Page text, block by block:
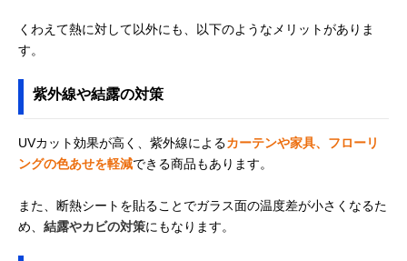
くわえて熱に対して以外にも、以下のようなメリットがありま
す。
紫外線や結露の対策
UVカット効果が高く、紫外線によるカーテンや家具、フローリ
ングの色あせを軽減できる商品もあります。
また、断熱シートを貼ることでガラス面の温度差が小さくなるた
め、 結露やカビの対策にもなります。